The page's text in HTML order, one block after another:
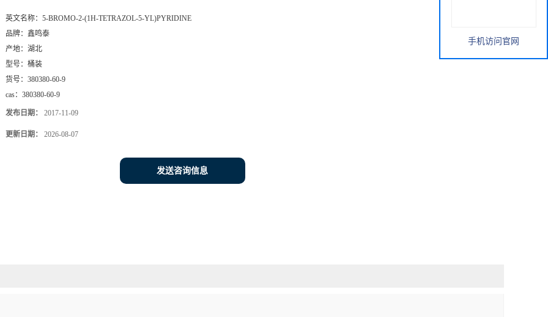
英文名称： 5-BROMO-2-(1H-TETRAZOL-5-YL)PYRIDINE
品牌： 鑫鸣泰
产地： 湖北
型号： 桶装
货号： 380380-60-9
cas： 380380-60-9
发布日期： 2017-11-09
更新日期： 2026-08-07
发送咨询信息
手机访问官网